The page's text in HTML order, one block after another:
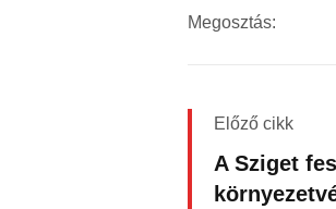
Megosztás:
Előző cikk
A Sziget